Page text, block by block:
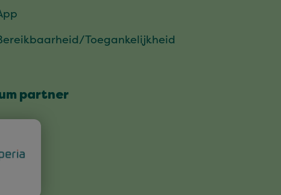
Toegankelijkheid
partner